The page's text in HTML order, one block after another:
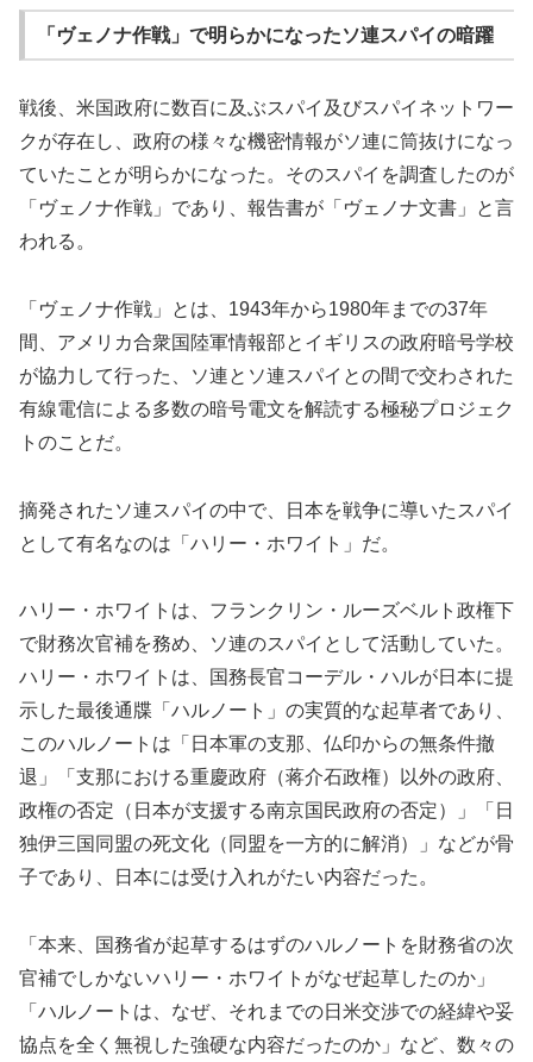
「ヴェノナ作戦」で明らかになったソ連スパイの暗躍
戦後、米国政府に数百に及ぶスパイ及びスパイネットワー
クが存在し、政府の様々な機密情報がソ連に筒抜けになっ
ていたことが明らかになった。そのスパイを調査したのが
「ヴェノナ作戦」であり、報告書が「ヴェノナ文書」と言
われる。
「ヴェノナ作戦」とは、1943年から1980年までの37年
間、アメリカ合衆国陸軍情報部とイギリスの政府暗号学校
が協力して行った、ソ連とソ連スパイとの間で交わされた
有線電信による多数の暗号電文を解読する極秘プロジェク
トのことだ。
摘発されたソ連スパイの中で、日本を戦争に導いたスパイ
として有名なのは「ハリー・ホワイト」だ。
ハリー・ホワイトは、フランクリン・ルーズベルト政権下
で財務次官補を務め、ソ連のスパイとして活動していた。
ハリー・ホワイトは、国務長官コーデル・ハルが日本に提
示した最後通牒「ハルノート」の実質的な起草者であり、
このハルノートは「日本軍の支那、仏印からの無条件撤
退」「支那における重慶政府（蒋介石政権）以外の政府、
政権の否定（日本が支援する南京国民政府の否定）」「日
独伊三国同盟の死文化（同盟を一方的に解消）」などが骨
子であり、日本には受け入れがたい内容だった。
「本来、国務省が起草するはずのハルノートを財務省の次
官補でしかないハリー・ホワイトがなぜ起草したのか」
「ハルノートは、なぜ、それまでの日米交渉での経緯や妥
協点を全く無視した強硬な内容だったのか」など、数々の